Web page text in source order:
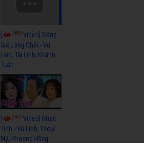
3659Video] Sóng
Gió Làng Chài - Vũ
Linh, Tài Linh, Khánh
Tuấn
3441Video] Nhạc
Tình - Vũ Linh, Thoại
Mỹ, Phương Hồng